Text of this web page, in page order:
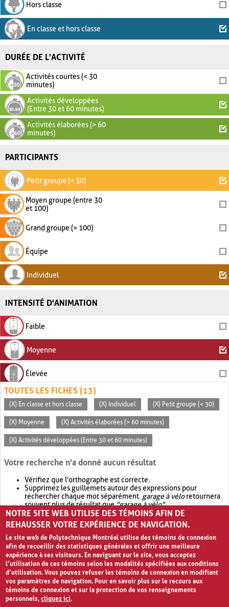
Hors classe
En classe et hors classe
DURÉE DE L'ACTIVITÉ
Activités courtes (< 30
minutes)
Activités développées
(Entre 30 et 60 minutes)
Activités élaborées (> 60
minutes)
PARTICIPANTS
Petit groupe (< 30)
Moyen groupe (entre 30
et 100)
Grand groupe (> 100)
Équipe
Individuel
INTENSITÉ D'ANIMATION
Faible
Moyenne
Élevée
TOUTES LES FICHES (13)
(X) En classe et hors classe (X) Individuel (X) Petit groupe (< 30)
(X) Moyenne (X) Activités élaborées (> 60 minutes)
(X) Activités développées (Entre 30 et 60 minutes)
Votre recherche n'a donné aucun résultat
Vérifiez que l'orthographe est correcte.
Supprimez les guillemets autour des expressions pour
rechercher chaque mot séparément. garage à véloretournera
souvent plus de résultat que"garage à vélo".
Envisagez d'élargir votre recherche avec OR.garage OR vélo
retournera souvent plus de résultat quegarage à vélo
NOTRE SITE WEB UTILISE DES TÉMOINS AFIN DE
REHAUSSER VOTRE EXPÉRIENCE DE NAVIGATION.
Le site web de Polytechnique Montréal utilise des témoins de connexion
afin de recueillir des statistiques générales et offrir une meilleure
expérience à ses visiteurs. En naviguant sur le site, vous acceptez
l’utilisation de ces témoins selon les modalités spécifiées aux conditions
d’utilisation. Vous pouvez refuser les témoins de connexion en modifiant
vos paramètres de navigation. Pour en savoir plus sur le recours aux
témoins de connexion et sur la protection de vos renseignements
personnels,cliquez ici.